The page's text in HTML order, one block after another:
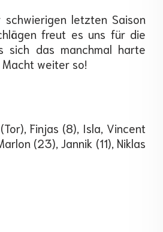
schwierigen letzten Saison
freut es uns für die
sich das manchmal harte
weiter so!
Finjas (8), Isla, Vincent
(23), Jannik (11), Niklas